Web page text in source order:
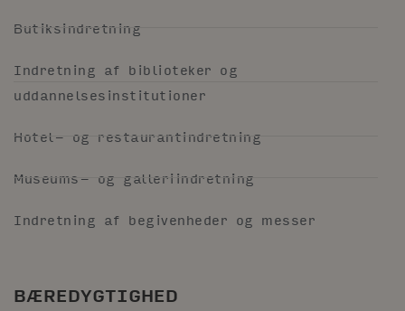
Butiksindretning
Indretning af biblioteker og
uddannelsesinstitutioner
Hotel- og restaurantindretning
Museums- og galleriindretning
Indretning af begivenheder og messer
BÆREDYGTIGHED